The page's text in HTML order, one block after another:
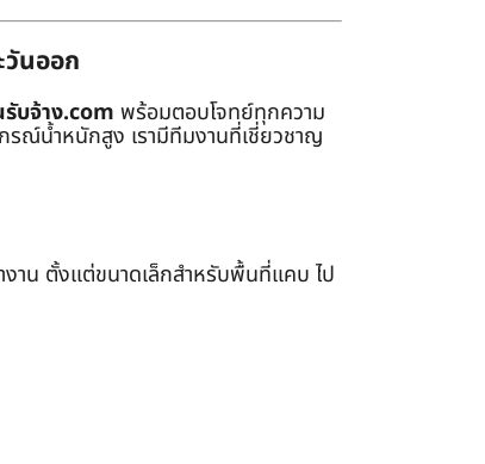
นออก
รับจ้าง.com พร้อมตอบโจทย์ทุกความ
รณ์น้ำหนักสูง เรามีทีมงานที่เชี่ยวชาญ
งาน ตั้งแต่ขนาดเล็กสำหรับพื้นที่แคบ ไป